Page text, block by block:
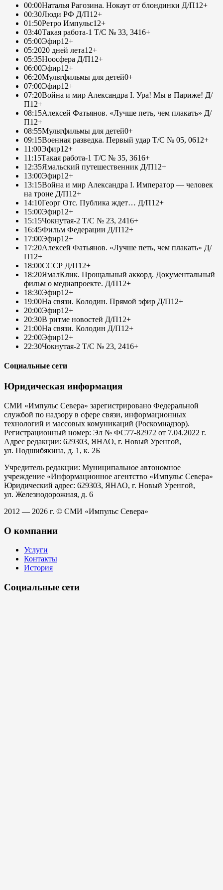
00:00Наталья Рагозина. Нокаут от блондинки Д/П12+
00:30Люди РФ Д/П12+
01:50Ретро Импульс12+
03:40Такая работа-1 Т/С № 33, 3416+
05:00Эфир12+
05:2020 дней лета12+
05:35Ноосфера Д/П12+
06:00Эфир12+
06:20Мультфильмы для детей0+
07:00Эфир12+
07:20Война и мир Александра I. Ура! Мы в Париже! Д/
П12+
08:15Алексей Фатьянов. «Лучше петь, чем плакать» Д/
П12+
08:55Мультфильмы для детей0+
09:15Военная разведка. Первый удар Т/С № 05, 0612+
11:00Эфир12+
11:15Такая работа-1 Т/С № 35, 3616+
12:35Ямальский путешественник Д/П12+
13:00Эфир12+
13:15Война и мир Александра I. Император — человек
на троне Д/П12+
14:10Георг Отс. Публика ждет… Д/П12+
15:00Эфир12+
15:15Чокнутая-2 Т/С № 23, 2416+
16:45Фильм Федерации Д/П12+
17:00Эфир12+
17:20Алексей Фатьянов. «Лучше петь, чем плакать» Д/
П12+
18:00СССР Д/П12+
18:20ЯмалКлик. Прощальный аккорд. Документальный
фильм о медиапроекте. Д/П12+
18:30Эфир12+
19:00На связи. Колодин. Прямой эфир Д/П12+
20:00Эфир12+
20:30В ритме новостей Д/П12+
21:00На связи. Колодин Д/П12+
22:00Эфир12+
22:30Чокнутая-2 Т/С № 23, 2416+
Социальные сети
Юридическая информация
СМИ «Импульс Севера» зарегистрировано Федеральной
службой по надзору в сфере связи, информационных
технологий и массовых комуникаций (Роскомнадзор).
Регистрационный номер: Эл № ФС77-82972 от 7.04.2022 г.
Адрес редакции: 629303, ЯНАО, г. Новый Уренгой,
ул. Подшибякина, д. 1, к. 2Б
Учредитель редакции: Муниципальное автономное
учреждение «Информационное агентство «Импульс Севера»
Юридический адрес: 629303, ЯНАО, г. Новый Уренгой,
ул. Железнодорожная, д. 6
2012 — 2026 г. © СМИ «Импульс Севера»
О компании
Услуги
Контакты
История
Социальные сети